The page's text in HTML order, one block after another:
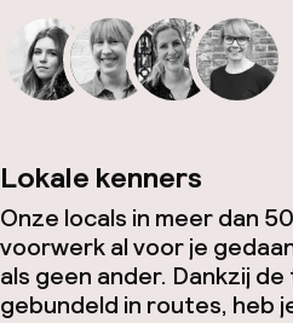
Lokale kenners
Onze locals in meer dan
voorwerk al voor je
als geen ander. Dankzij
gebundeld in routes, heb